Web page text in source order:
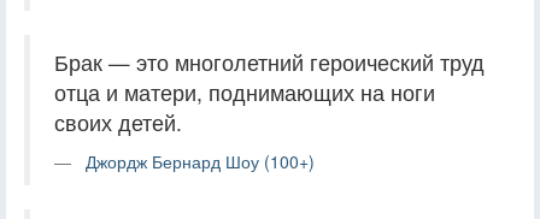
Брак — это многолетний героический труд
отца и матери, поднимающих на ноги
своих детей.
Джордж Бернард Шоу (100+)